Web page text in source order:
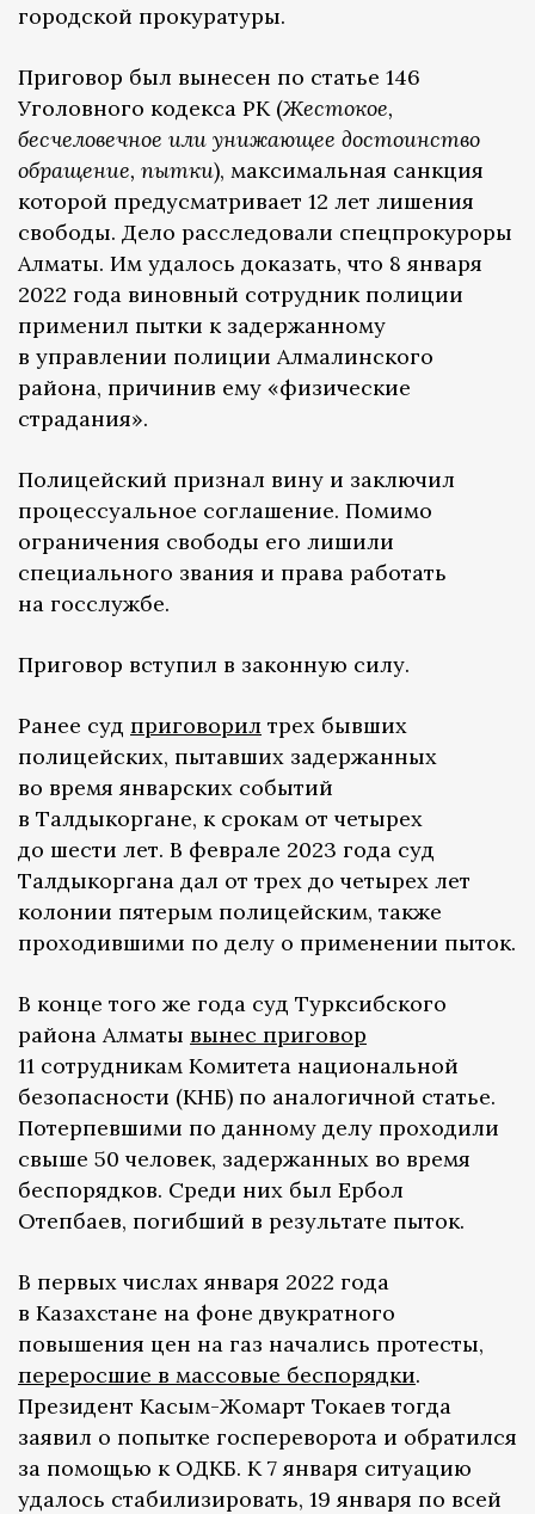
городской прокуратуры.
Приговор был вынесен по статье 146
Уголовного кодекса РК (Жестокое,
бесчеловечное или унижающее достоинство
обращение, пытки), максимальная санкция
которой предусматривает 12 лет лишения
свободы. Дело расследовали спецпрокуроры
Алматы. Им удалось доказать, что 8 января
2022 года виновный сотрудник полиции
применил пытки к задержанному
в управлении полиции Алмалинского
района, причинив ему «физические
страдания».
Полицейский признал вину и заключил
процессуальное соглашение. Помимо
ограничения свободы его лишили
специального звания и права работать
на госслужбе.
Приговор вступил в законную силу.
Ранее суд приговорил трех бывших
полицейских, пытавших задержанных
во время январских событий
в Талдыкоргане, к срокам от четырех
до шести лет. В феврале 2023 года суд
Талдыкоргана дал от трех до четырех лет
колонии пятерым полицейским, также
проходившими по делу о применении пыток.
В конце того же года суд Турксибского
района Алматы вынес приговор
11 сотрудникам Комитета национальной
безопасности (КНБ) по аналогичной статье.
Потерпевшими по данному делу проходили
свыше 50 человек, задержанных во время
беспорядков. Среди них был Ербол
Отепбаев, погибший в результате пыток.
В первых числах января 2022 года
в Казахстане на фоне двукратного
повышения цен на газ начались протесты,
переросшие в массовые беспорядки.
Президент Касым-Жомарт Токаев тогда
заявил о попытке госпереворота и обратился
за помощью к ОДКБ. К 7 января ситуацию
удалось стабилизировать, 19 января по всей